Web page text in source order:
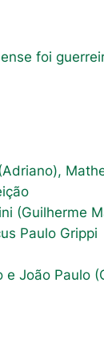
foi
(Guilherme
Paulo Grippi
e João Paulo